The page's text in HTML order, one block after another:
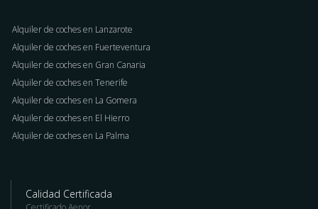
Alquiler de coches en Lanzarote
Alquiler de coches en Fuerteventura
Alquiler de coches en Gran Canaria
Alquiler de coches en Tenerife
Alquiler de coches en La Gomera
Alquiler de coches en El Hierro
Alquiler de coches en La Palma
Calidad Certificada